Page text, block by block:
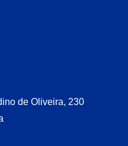
de Oliveira, 230